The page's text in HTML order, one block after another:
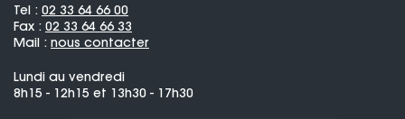
Tel : 02 33 64 66 00
Fax : 02 33 64 66 33
Mail : nous contacter
Lundi au vendredi
8h15 - 12h15 et 13h30 - 17h30